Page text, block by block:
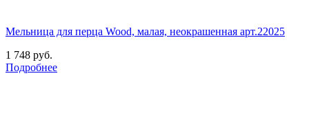
Мельница для перца Wood, малая, неокрашенная арт.22025
1 748 руб.
Подробнее